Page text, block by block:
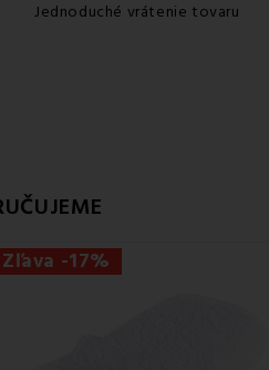
Jednoduché vrátenie tovaru
Zľava -17%